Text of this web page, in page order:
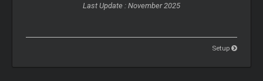
Last Update : November 2025
Setup